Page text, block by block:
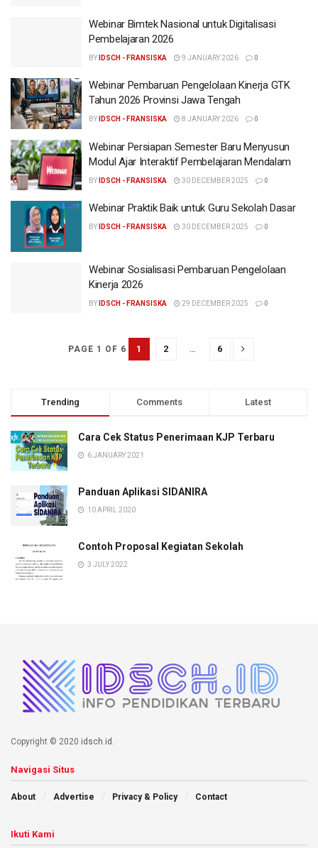
Webinar Bimtek Nasional untuk Digitalisasi
Pembelajaran 2026
BY IDSCH - FRANSISKA 9 JANUARY 2026 0
Webinar Pembaruan Pengelolaan Kinerja GTK
Tahun 2026 Provinsi Jawa Tengah
BY IDSCH - FRANSISKA 8 JANUARY 2026 0
Webinar Persiapan Semester Baru Menyusun
Modul Ajar Interaktif Pembelajaran Mendalam
BY IDSCH - FRANSISKA 30 DECEMBER 2025 0
Webinar Praktik Baik untuk Guru Sekolah Dasar
BY IDSCH - FRANSISKA 30 DECEMBER 2025 0
Webinar Sosialisasi Pembaruan Pengelolaan
Kinerja 2026
BY IDSCH - FRANSISKA 29 DECEMBER 2025 0
PAGE 1 OF 6 1 2 … 6
Trending Comments Latest
Cara Cek Status Penerimaan KJP Terbaru
6 JANUARY 2021
Panduan Aplikasi SIDANIRA
10 APRIL 2020
Contoh Proposal Kegiatan Sekolah
3 JULY 2022
Copyright © 2020 idsch.id
Navigasi Situs
About Advertise Privacy & Policy Contact
Ikuti Kami